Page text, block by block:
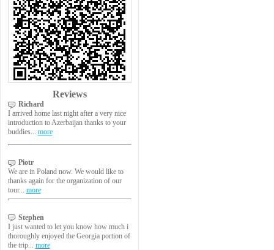
Reviews
Richard
I arrived home last night after a very nice
introduction to Azerbaijan thanks to your
buddies... more
Piotr
We are in Poland now. We would like to
thanks again for the organization of our
tour... more
Stephen
I just wanted to let you know how much i
thoroughly enjoyed the Georgia portion of
the trip... more